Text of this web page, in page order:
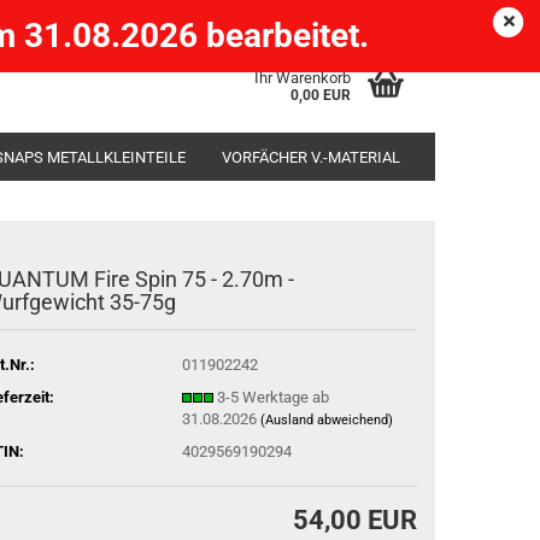
) Kundenlogin
Ihr Warenkorb
0,00 EUR
31.08.2026 bearbeitet.
METALLKLEINTEILE VORFÄCHER V.-MATERIAL
Fire Spin 75 - 2.70m -
35-75g
011902242
3-5 Werktage ab
31.08.2026 (Ausland abweichend)
4029569190294
54,00 EUR